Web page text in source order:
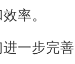
率。
一步完善